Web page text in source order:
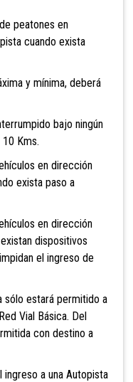
peatones en
cuando exista
y mínima, deberá
bajo ningún
Kms.
en dirección
exista paso a
en dirección
dispositivos
el ingreso de
estará permitido a
Vial Básica. Del
con destino a
a una Autopista